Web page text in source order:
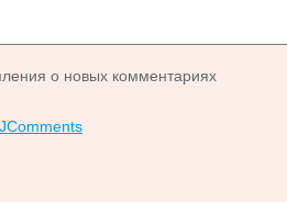
о новых комментариях
JComments